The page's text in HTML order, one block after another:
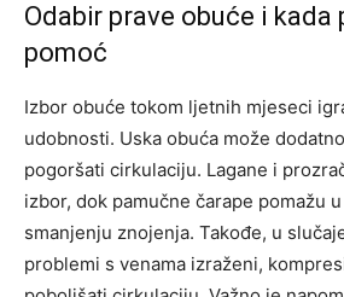
Odabir prave obuće i kada
pomoć
Izbor obuće tokom ljetnih mjeseci
udobnosti. Uska obuća može
pogoršati cirkulaciju. Lagane i
izbor, dok pamučne čarape pomažu
smanjenju znojenja. Takođe, u
problemi s venama izraženi,